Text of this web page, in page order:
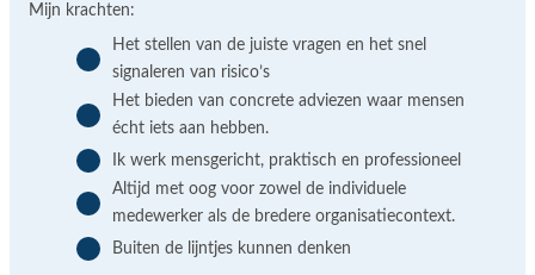
Mijn krachten:
Het stellen van de juiste vragen en het snel
signaleren van risico’s
Het bieden van concrete adviezen waar mensen
écht iets aan hebben.
Ik werk mensgericht, praktisch en professioneel
Altijd met oog voor zowel de individuele
medewerker als de bredere organisatiecontext.
Buiten de lijntjes kunnen denken